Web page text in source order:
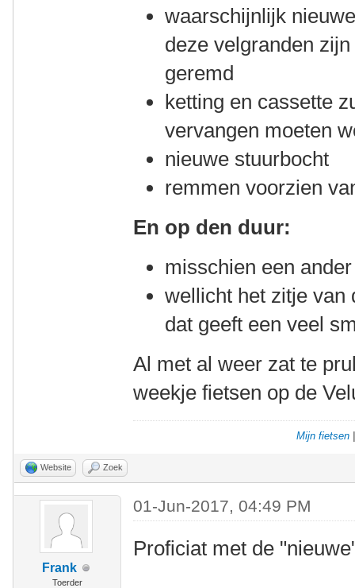
waarschijnlijk
deze velgranden
geremd
ketting en cassette
vervangen moeten
nieuwe stuurbocht
remmen voorzien
En op den duur:
misschien een
wellicht het zitje van
dat geeft een veel
Al met al weer zat te
weekje fietsen op de
Mijn fietsen
Website Zoek
Frank
Toerder
01-Jun-2017, 04:49 PM
Proficiat met de